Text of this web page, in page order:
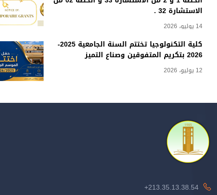
الاستشارة 32 .
14 يوليو، 2026
كلية التكنولوجيا تختتم السنة الجامعية 2025-
2026 بتكريم المتفوقين وصناع التميز
12 يوليو، 2026
213.35.13.38.54+